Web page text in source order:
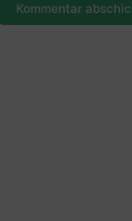
Kommentar